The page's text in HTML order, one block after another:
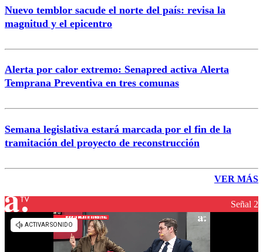
Nuevo temblor sacude el norte del país: revisa la
magnitud y el epicentro
Alerta por calor extremo: Senapred activa Alerta
Temprana Preventiva en tres comunas
Semana legislativa estará marcada por el fin de la
tramitación del proyecto de reconstrucción
VER MÁS
Señal 2